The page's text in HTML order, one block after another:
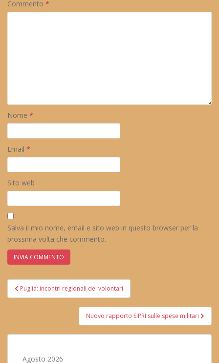
Commento *
Nome *
Email *
Sito web
Salva il mio nome, email e sito web in questo browser per la
prossima volta che commento.
Navigazione
articoli
Puglia: incontri regionali dei volontari
Nuovo rapporto SIPRI sulle spese militari
Agosto 2026